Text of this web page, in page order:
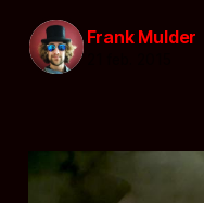
Frank Mulder